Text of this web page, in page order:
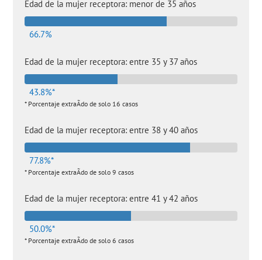
Edad de la mujer receptora: menor de 35 años
66.7%
Edad de la mujer receptora: entre 35 y 37 años
43.8%*
* Porcentaje extraÃ­do de solo 16 casos
Edad de la mujer receptora: entre 38 y 40 años
77.8%*
* Porcentaje extraÃ­do de solo 9 casos
Edad de la mujer receptora: entre 41 y 42 años
50.0%*
* Porcentaje extraÃ­do de solo 6 casos